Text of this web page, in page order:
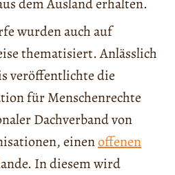
dem Ausland erhalten.
wurden auch auf
thematisiert. Anlässlich
veröffentlichte die
für Menschenrechte
Dachverband von
einenoffenen
In diesem wird